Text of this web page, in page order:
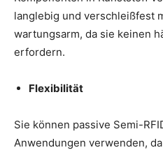
langlebig und verschleißfest
wartungsarm, da sie keinen
erfordern.
Flexibilität
Sie können passive Semi-
Anwendungen verwenden,